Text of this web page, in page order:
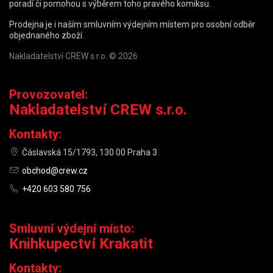
poradí či pomohou s výběrem toho pravého komiksu.
Prodejna je i naším smluvním výdejním místem pro osobní odběr
objednaného zboží.
Nakladatelství CREW s.r.o. © 2026
Provozovatel:
Nakladatelství CREW s.r.o.
Kontakty:
Čáslavská 15/1793, 130 00 Praha 3
obchod@crew.cz
+420 603 580 756
Smluvní výdejní místo:
Knihkupectví Krakatit
Kontakty: